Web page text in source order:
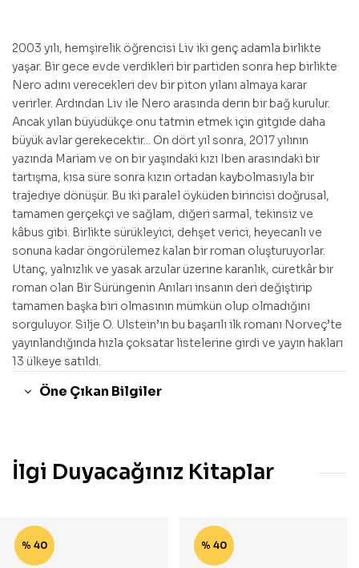
2003 yılı, hemşirelik öğrencisi Liv iki genç adamla birlikte
yaşar. Bir gece evde verdikleri bir partiden sonra hep birlikte
Nero adını verecekleri dev bir piton yılanı almaya karar
verirler. Ardından Liv ile Nero arasında derin bir bağ kurulur.
Ancak yılan büyüdükçe onu tatmin etmek için gitgide daha
büyük avlar gerekecektir... On dört yıl sonra, 2017 yılının
yazında Mariam ve on bir yaşındaki kızı Iben arasındaki bir
tartışma, kısa süre sonra kızın ortadan kaybolmasıyla bir
trajediye dönüşür. Bu iki paralel öyküden birincisi doğrusal,
tamamen gerçekçi ve sağlam, diğeri sarmal, tekinsiz ve
kâbus gibi. Birlikte sürükleyici, dehşet verici, heyecanlı ve
sonuna kadar öngörülemez kalan bir roman oluşturuyorlar.
Utanç, yalnızlık ve yasak arzular üzerine karanlık, cüretkâr bir
roman olan Bir Sürüngenin Anıları insanın deri değiştirip
tamamen başka biri olmasının mümkün olup olmadığını
sorguluyor. Silje O. Ulstein’ın bu başarılı ilk romanı Norveç’te
yayınlandığında hızla çoksatar listelerine girdi ve yayın hakları
13 ülkeye satıldı.
Öne Çıkan Bilgiler
İlgi Duyacağınız Kitaplar
% 40 % 40